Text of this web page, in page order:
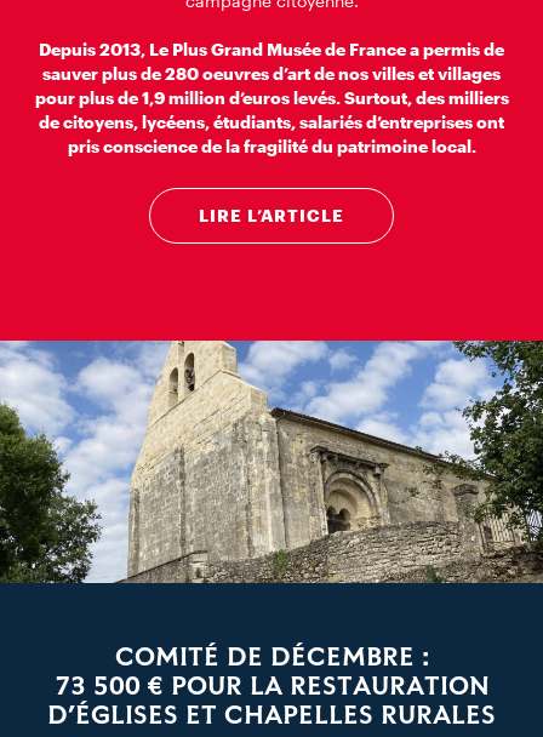
Depuis 2013, Le Plus Grand Musée de France a permis de
sauver plus de 280 oeuvres d’art de nos villes et villages
pour plus de 1,9 million d’euros levés. Surtout, des milliers
de citoyens, lycéens, étudiants, salariés d’entreprises ont
pris conscience de la fragilité du patrimoine local.
LIRE L’ARTICLE
COMITÉ DE DÉCEMBRE :
73 500 € POUR LA RESTAURATION
D’ÉGLISES ET CHAPELLES RURALES